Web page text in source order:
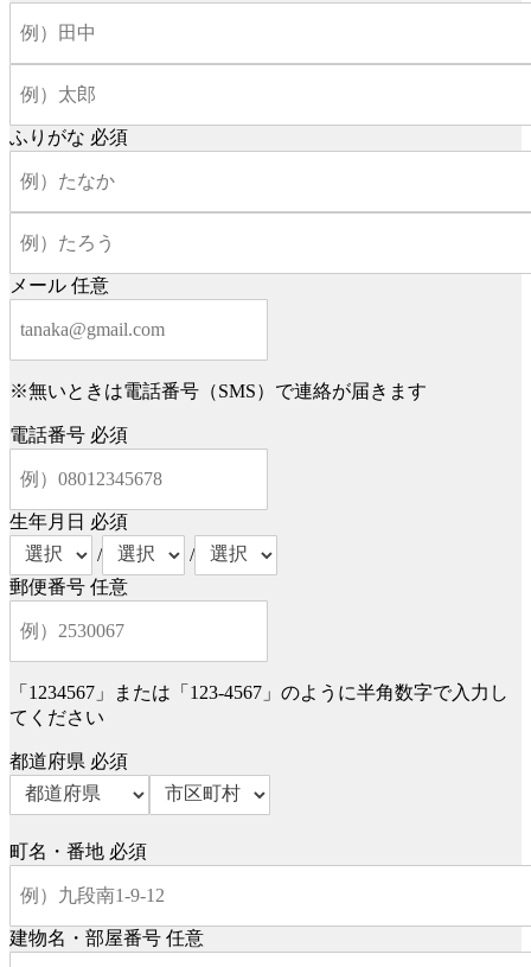
ふりがな 必須
メール 任意
※無いときは電話番号（SMS）で連絡が届きます
電話番号 必須
生年月日 必須
/
/
郵便番号 任意
「1234567」または「123-4567」のように半角数字で入力し
てください
都道府県 必須
町名・番地 必須
建物名・部屋番号 任意